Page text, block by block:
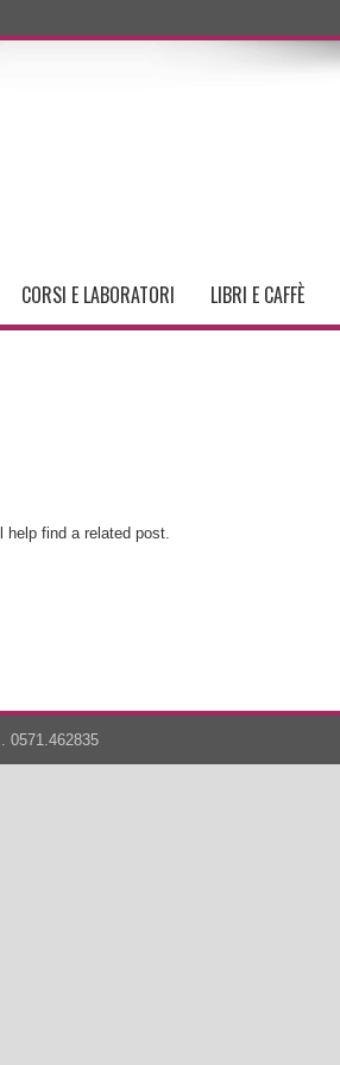
CORSI E LABORATORI LIBRI E CAFFÈ
help find a related post.
0571.462835